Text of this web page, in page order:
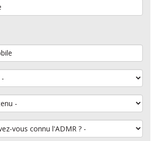
vous connu l'ADMR ?